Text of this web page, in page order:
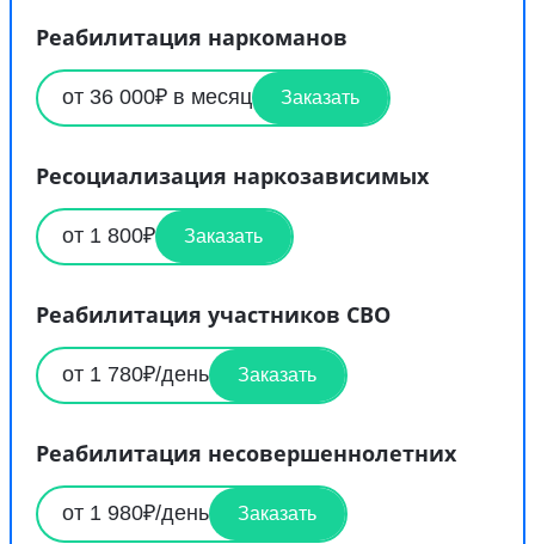
Реабилитация наркоманов
от 36 000₽ в месяц Заказать
Ресоциализация наркозависимых
от 1 800₽ Заказать
Реабилитация участников СВО
от 1 780₽/день Заказать
Реабилитация несовершеннолетних
от 1 980₽/день Заказать